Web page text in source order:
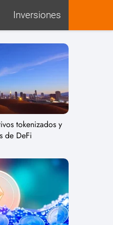
Inversiones
tokenizados y
de DeFi